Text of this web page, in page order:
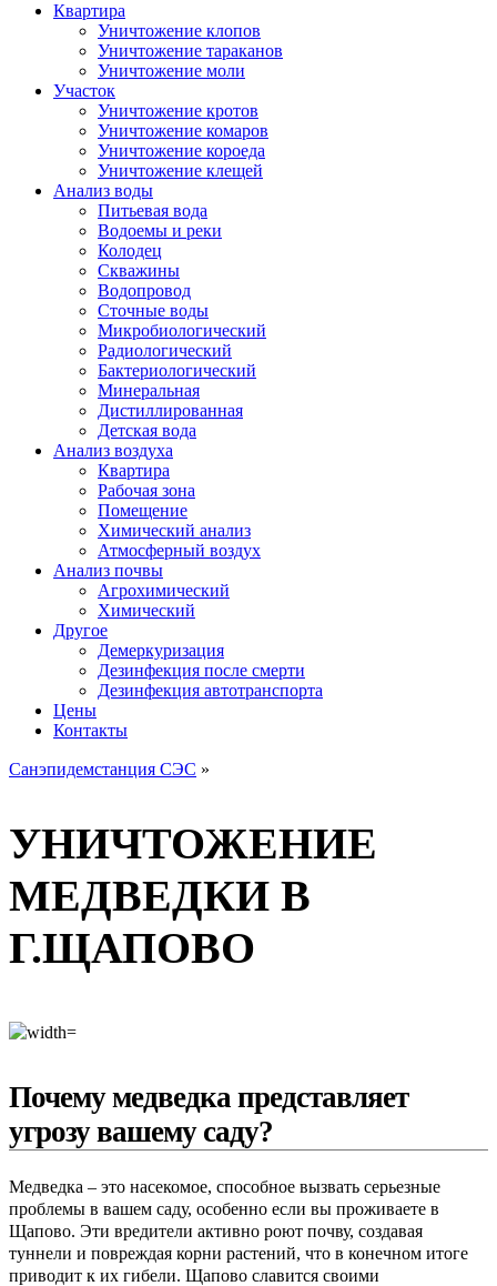
Квартира
Уничтожение клопов
Уничтожение тараканов
Уничтожение моли
Участок
Уничтожение кротов
Уничтожение комаров
Уничтожение короеда
Уничтожение клещей
Анализ воды
Питьевая вода
Водоемы и реки
Колодец
Скважины
Водопровод
Сточные воды
Микробиологический
Радиологический
Бактериологический
Минеральная
Дистиллированная
Детская вода
Анализ воздуха
Квартира
Рабочая зона
Помещение
Химический анализ
Атмосферный воздух
Анализ почвы
Агрохимический
Химический
Другое
Демеркуризация
Дезинфекция после смерти
Дезинфекция автотранспорта
Цены
Контакты
Санэпидемстанция СЭС »
УНИЧТОЖЕНИЕ
МЕДВЕДКИ В
Г.ЩАПОВО
Почему медведка представляет
угрозу вашему саду?
Медведка – это насекомое, способное вызвать серьезные
проблемы в вашем саду, особенно если вы проживаете в
Щапово. Эти вредители активно роют почву, создавая
туннели и повреждая корни растений, что в конечном итоге
приводит к их гибели. Щапово славится своими